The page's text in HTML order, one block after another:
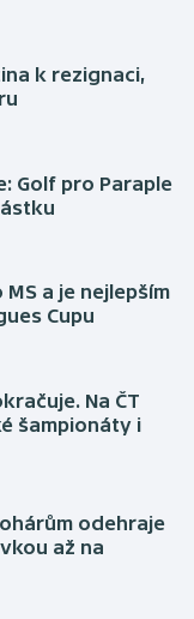
k rezignaci,
Golf pro Paraple
a je nejlepším
Cupu
Na ČT
šampionáty i
odehraje
až na